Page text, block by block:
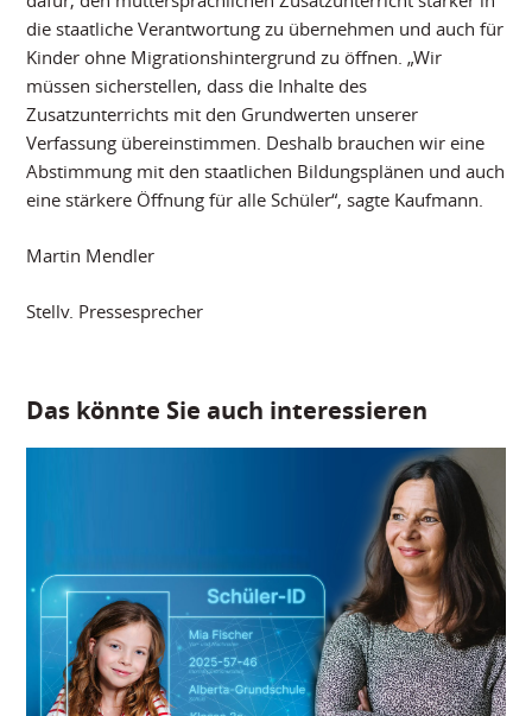
die staatliche Verantwortung zu übernehmen und auch für
Kinder ohne Migrationshintergrund zu öffnen. „Wir
müssen sicherstellen, dass die Inhalte des
Zusatzunterrichts mit den Grundwerten unserer
Verfassung übereinstimmen. Deshalb brauchen wir eine
Abstimmung mit den staatlichen Bildungsplänen und auch
eine stärkere Öffnung für alle Schüler“, sagte Kaufmann.
Martin Mendler
Stellv. Pressesprecher
Das könnte Sie auch interessieren